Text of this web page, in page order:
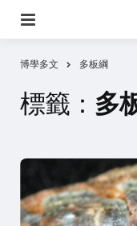
博學多文 多板綱
標籤： 多